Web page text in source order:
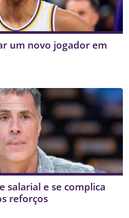
um novo jogador em
salarial e se complica
reforços